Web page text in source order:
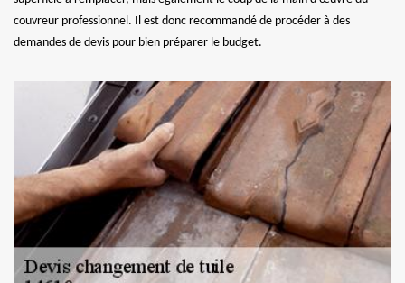
couvreur professionnel. Il est donc recommandé de procéder à des
demandes de devis pour bien préparer le budget.